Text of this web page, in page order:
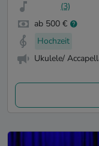
(3)
ab 500 €
Hochzeit
Ukulele/